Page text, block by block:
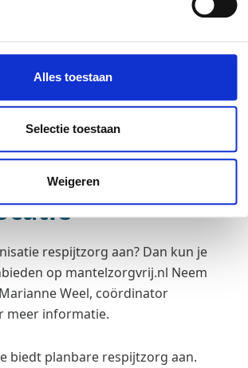
Alles toestaan
Selectie toestaan
Weigeren
aan als
respijtzorg aan? Dan kun je
op mantelzorgvrij.nl Neem
Weel, coördinator
meer informatie.
biedt planbare respijtzorg aan.